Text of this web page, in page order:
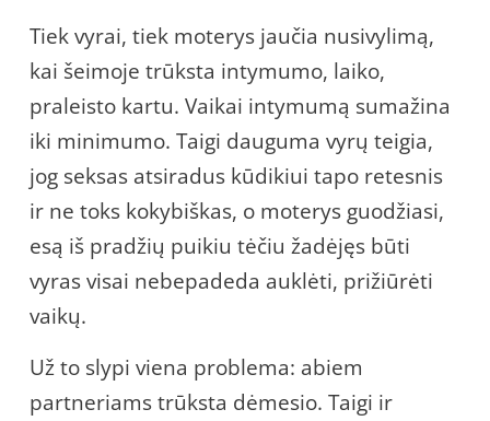
Tiek vyrai, tiek moterys jaučia nusivylimą,
kai šeimoje trūksta intymumo, laiko,
praleisto kartu. Vaikai intymumą sumažina
iki minimumo. Taigi dauguma vyrų teigia,
jog seksas atsiradus kūdikiui tapo retesnis
ir ne toks kokybiškas, o moterys guodžiasi,
esą iš pradžių puikiu tėčiu žadėjęs būti
vyras visai nebepadeda auklėti, prižiūrėti
vaikų.
Už to slypi viena problema: abiem
partneriams trūksta dėmesio. Taigi ir